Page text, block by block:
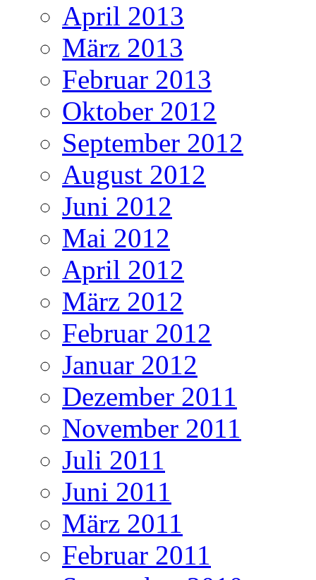
April 2013
März 2013
Februar 2013
Oktober 2012
September 2012
August 2012
Juni 2012
Mai 2012
April 2012
März 2012
Februar 2012
Januar 2012
Dezember 2011
November 2011
Juli 2011
Juni 2011
März 2011
Februar 2011